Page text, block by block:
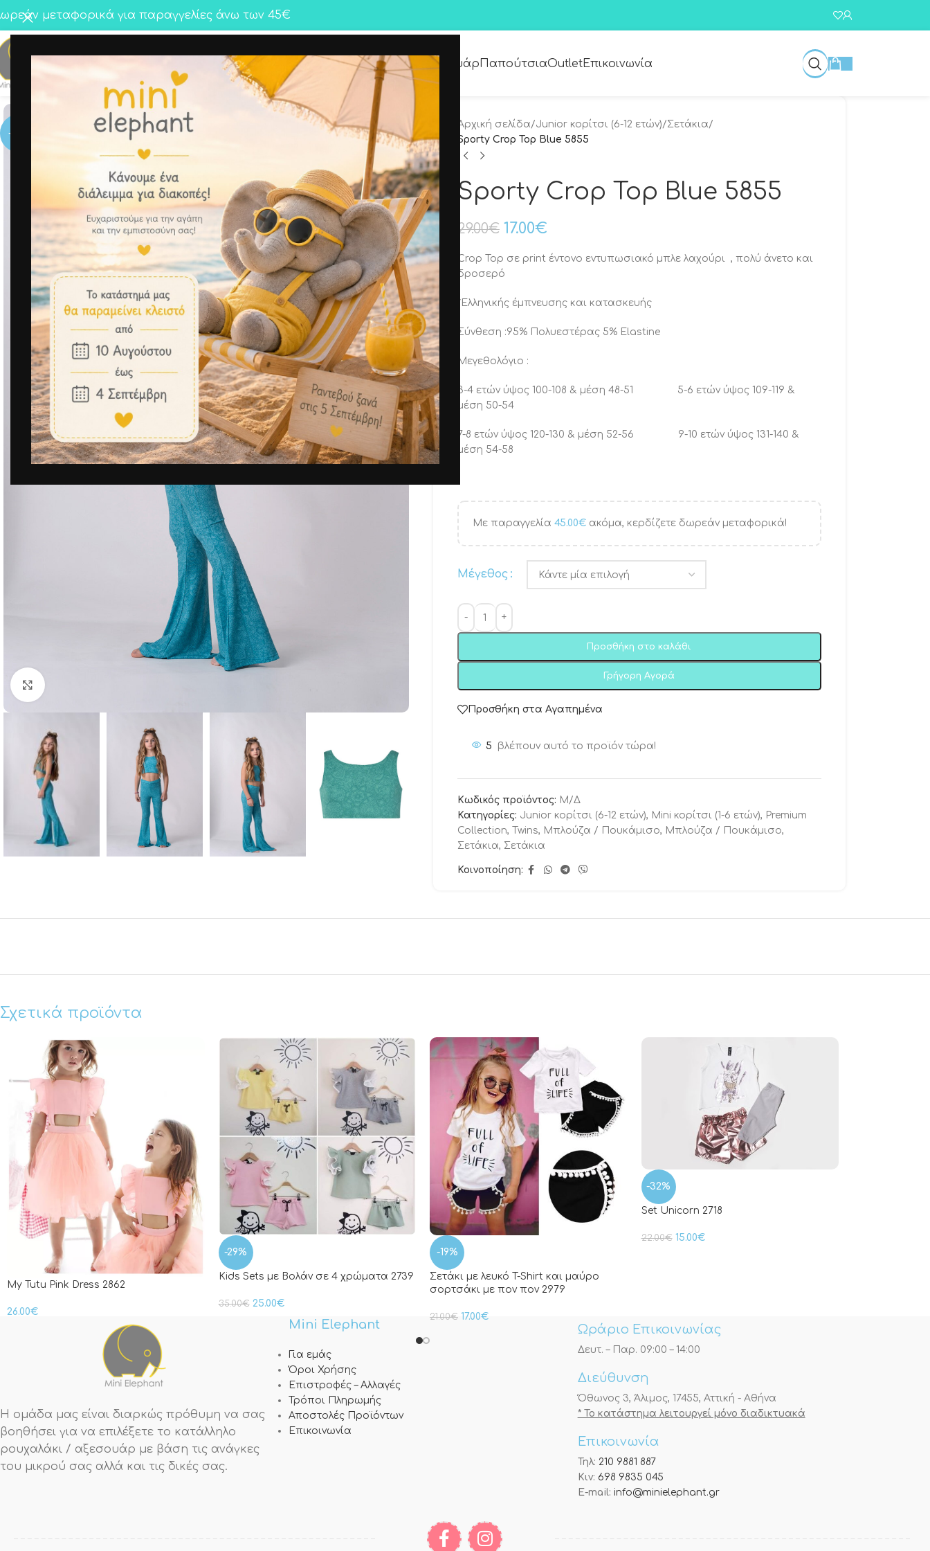
μεταφορικά για παραγγελίες άνω των 45€
ΚορίτσιΑγόρι Twins Premium Collection Αξεσουάρ ΠαπούτσιαOutletΕπικοινωνία
-41%
Αρχική σελίδα/Junior κορίτσι (6-12 ετών)/Σετάκια/
Sporty Crop Top Blue 5855
Sporty Crop Top Blue 5855
29.00€ 17.00€
Crop Top σε print έντονο εντυπωσιακό μπλε λαχούρι , πολύ άνετο και
δροσερό
*Ελληνικής έμπνευσης και κατασκευής
Σύνθεση :95% Πολυεστέρας 5% Elastine
Μεγεθολόγιο :
3-4 ετών ύψος 100-108 & μέση 48-51 5-6 ετών ύψος 109-119 &
μέση 50-54
7-8 ετών ύψος 120-130 & μέση 52-56 9-10 ετών ύψος 131-140 &
μέση 54-58
Με παραγγελία 45.00€ακόμα, κερδίζετε δωρεάν μεταφορικά!
Μέγεθος
Προσθήκη στο καλάθι
Γρήγορη Αγορά
Προσθήκη στα Αγαπημένα
5 βλέπουν αυτό το προϊόν τώρα!
Κωδικός προϊόντος: Μ/Δ
Κατηγορίες: Junior κορίτσι (6-12 ετών), Mini κορίτσι (1-6 ετών), Premium
Collection, Twins, Μπλούζα / Πουκάμισο, Μπλούζα / Πουκάμισο,
Σετάκια, Σετάκια
Κοινοποίηση:
Σχετικά προϊόντα
My Tutu Pink Dress 2862
26.00€
-29%
Kids Sets με Βολάν σε 4 χρώματα 2739
35.00€ 25.00€
-19%
Σετάκι με λευκό T-Shirt και μαύρο
σορτσάκι με πον πον 2979
21.00€ 17.00€
-32%
Set Unicorn 2718
22.00€ 15.00€
Η ομάδα μας είναι διαρκώς πρόθυμη να σας
βοηθήσει για να επιλέξετε το κατάλληλο
ρουχαλάκι / αξεσουάρ με βάση τις ανάγκες
του μικρού σας αλλά και τις δικές σας.
Mini Elephant
Για εμάς
Όροι Χρήσης
Επιστροφές – Αλλαγές
Τρόποι Πληρωμής
Αποστολές Προϊόντων
Επικοινωνία
Ωράριο Επικοινωνίας
Δευτ. – Παρ. 09:00 – 14:00
Διεύθυνση
Όθωνος 3, Άλιμος, 17455, Αττική - Αθήνα
* Το κατάστημα λειτουργεί μόνο διαδικτυακά
Επικοινωνία
Τηλ: 210 9881 887
Κιν: 698 9835 045
E-mail: info@minielephant.gr